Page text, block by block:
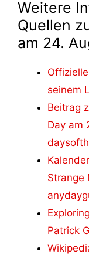
Weitere
Quellen
am 24.
seinem
Beitrag
Day am
Strange
Patrick